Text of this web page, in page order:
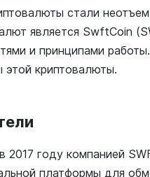
стали
является SwftCoin
и принципами
этой криптовалюты.
2017 году компанией
платформы для